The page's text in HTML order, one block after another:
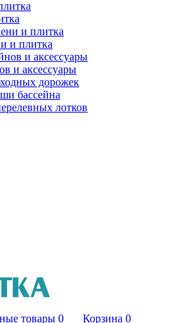
и плитка
и аксессуары
дорожек
бассейна
лотков
товары 0 Корзина 0